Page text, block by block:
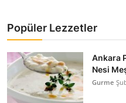
Gıda Güvenliği & Sağlık
İçecek Kültürü & Rehberleri
Popüler Lezzetler
Ankara
Nesi
Gurme